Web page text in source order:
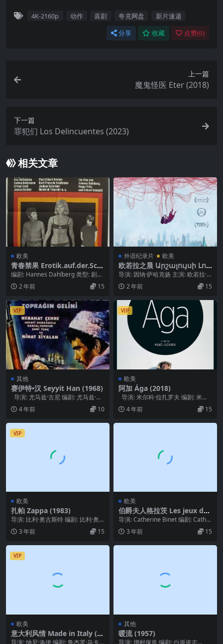
4K-2160p 动作 喜剧 夸克网盘 新片速递
分享 收藏 点赞(0)
上一篇
魔鬼怪医 Eter (2018)
下一篇
罪犯们 Los Delincuentes (2023)
相关文章
欧美
青春禁果 Erotik.auf.der.Sch
ulbank.1968
编剧: Hannes Dahlberg 类型: 剧
情 / 喜剧 制片国家/地区:...
2 年前 15
外语纪录片 欧美
欧若拉之晨 Արշալույսի Լու
սաբացը (2022)
导演: 因纳·萨哈克扬 主演: 欧若拉·
马蒂根妮恩 类型: 动画 / 纪录片 制...
2 年前 15
VIP
其他
赛伊特•汉 Seyyit Han (1968)
导演: 尤马兹·古尼 编剧: 尤马兹·古
尼 类型: 剧情 / 西部...
4 年前 10
VIP
欧美
阿加 Ága (2018)
导演: 米尔科·拉扎罗夫 编剧: 米尔
科·拉扎罗夫 / 西米恩·文...
4 年前 15
VIP
欧美
扎帕 Zappa (1983)
导演: 比利·奥古斯特 编剧: 比利·奥
古斯特 / Bjarne Reuter ...
3 年前 15
欧美
伯爵夫人格拉茨 Les jeux de l
a Comtesse Dolingen de Gr
atz (1980)
导演: Catherine Binet 编剧: Cather
ine Binet ...
3 年前 15
VIP
欧美
意大利风情 Made in Italy (1
965)
导演: 纳尼·洛伊 编剧: 鲁杰罗·马卡
其他
暖流 (1957)
导演: 增村保造 编剧: 白坂依志